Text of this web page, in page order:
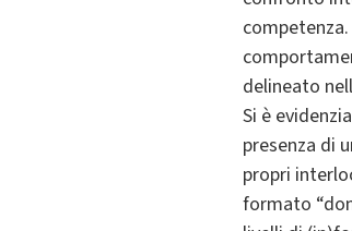
delineato
Si è
presenza di
propri
formato